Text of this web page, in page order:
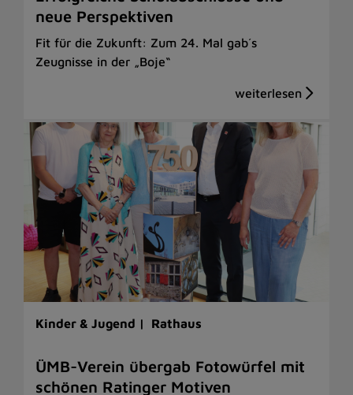
neue Perspektiven
Fit für die Zukunft: Zum 24. Mal gab´s
Zeugnisse in der „Boje“
Kinder & Jugend | Rathaus
ÜMB-Verein übergab Fotowürfel mit
schönen Ratinger Motiven